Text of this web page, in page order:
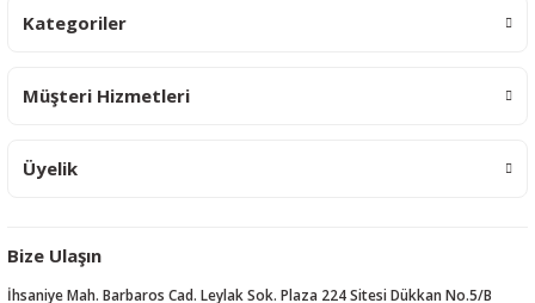
Kategoriler
Müşteri Hizmetleri
Üyelik
Bize Ulaşın
İhsaniye Mah. Barbaros Cad. Leylak Sok. Plaza 224 Sitesi Dükkan No.5/B